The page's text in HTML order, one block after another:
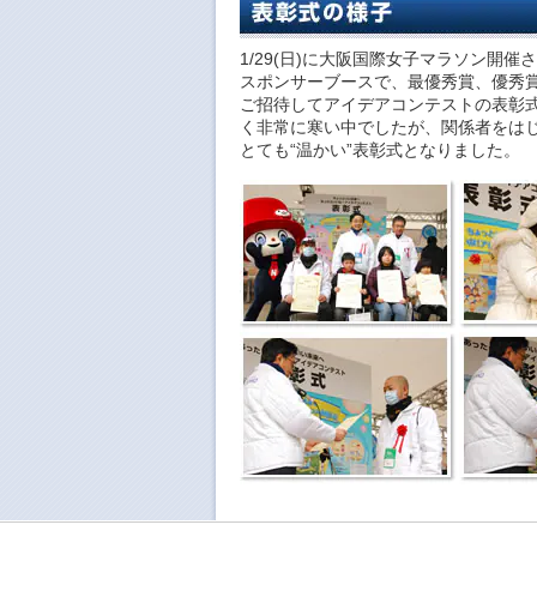
1/29(日)に大阪国際女子マラソン開催
スポンサーブースで、最優秀賞、優秀
ご招待してアイデアコンテストの表彰
く非常に寒い中でしたが、関係者をは
とても“温かい”表彰式となりました。